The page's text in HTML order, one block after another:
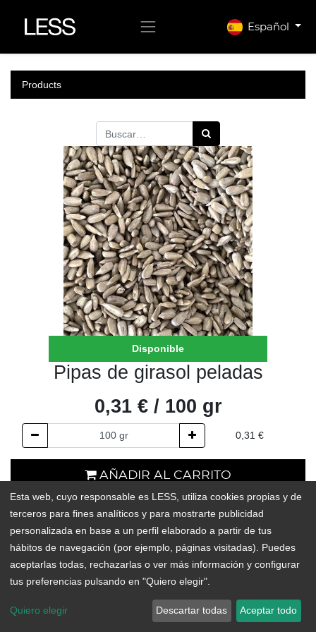
Español
Products
Disponible
Pipas de girasol peladas
0,31€ / 100 gr
0,31 €
AÑADIR AL CARRITO
En existencias
Add to Wishlist
Semilla de girasol pelada. Un sano y excelente snack que
también puede utilizarse para aderezar ensaladas o cremas.
Esta web, cuyo responsable es LESS, utiliza cookies propias y de
terceros para fines analíticos y para mostrarte publicidad
personalizada en base a un perfil elaborado a partir de tus
hábitos de navegación (por ejemplo, páginas visitadas). Puedes
aceptarlas todas, rechazarlas o ver más información y configurar
tus preferencias pulsando en "Quiero elegir".
Quiero elegir Descartar todas Aceptar todo